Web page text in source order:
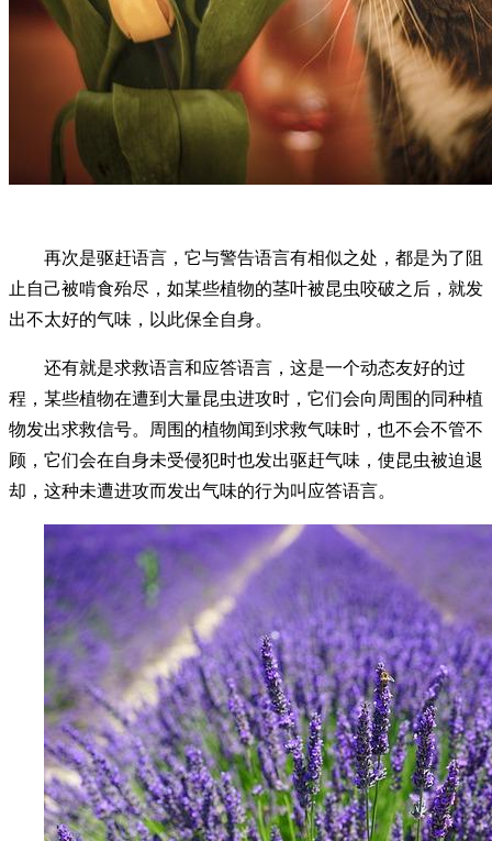
再次是驱赶语言，它与警告语言有相似之处，都是为了阻
止自己被啃食殆尽，如某些植物的茎叶被昆虫咬破之后，就发
出不太好的气味，以此保全自身。
还有就是求救语言和应答语言，这是一个动态友好的过
程，某些植物在遭到大量昆虫进攻时，它们会向周围的同种植
物发出求救信号。周围的植物闻到求救气味时，也不会不管不
顾，它们会在自身未受侵犯时也发出驱赶气味，使昆虫被迫退
却，这种未遭进攻而发出气味的行为叫应答语言。